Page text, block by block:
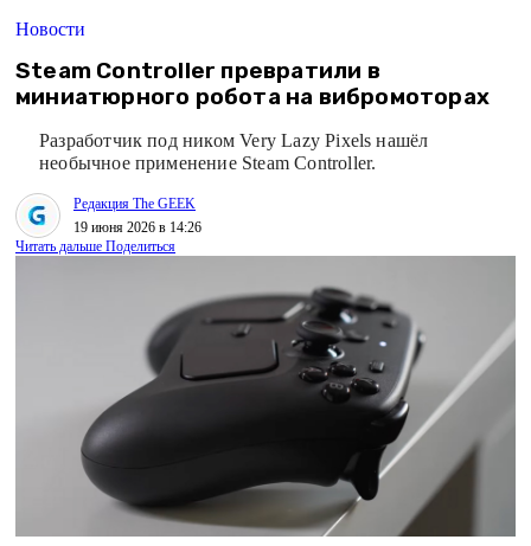
Новости
Steam Controller превратили в
миниатюрного робота на вибромоторах
Разработчик под ником Very Lazy Pixels нашёл
необычное применение Steam Controller.
Редакция The GEEK
19 июня 2026 в 14:26
Читать дальше Поделиться